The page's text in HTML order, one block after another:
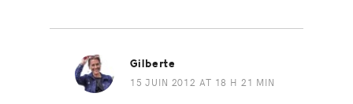
Gilberte
15 JUIN 2012 AT 18 H 21 MIN